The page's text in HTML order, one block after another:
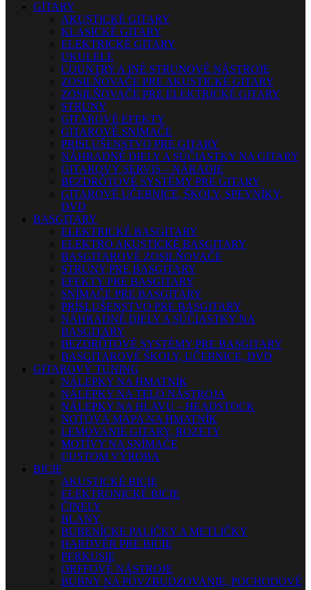
GITARY
AKUSTICKÉ GITARY
KLASICKÉ GITARY
ELEKTRICKÉ GITARY
UKULELE
COUNTRY A INÉ STRUNOVÉ NÁSTROJE
ZOSILŇOVAČE PRE AKUSTICKÉ GITARY
ZOSILŇOVAČE PRE ELEKTRICKÉ GITARY
STRUNY
GITAROVÉ EFEKTY
GITAROVÉ SNÍMAČE
PRÍSLUŠENSTVO PRE GITARY
NÁHRADNÉ DIELY A SÚČIASTKY NA GITARY
GITAROVÝ SERVIS – NÁRADIE
BEZDRÔTOVÉ SYSTÉMY PRE GITARY
GITAROVÉ UČEBNICE, ŠKOLY, SPEVNÍKY,
DVD
BASGITARY
ELEKTRICKÉ BASGITARY
ELEKTRO AKUSTICKÉ BASGITARY
BASGITAROVÉ ZOSILŇOVAČE
STRUNY PRE BASGITARY
EFEKTY PRE BASGITARY
SNÍMAČE PRE BASGITARY
PRÍSLUŠENSTVO PRE BASGITARY
NÁHRADNÉ DIELY A SÚČIASTKY NA
BASGITARY
BEZDRÔTOVÉ SYSTÉMY PRE BASGITARY
BASGITAROVÉ ŠKOLY, UČEBNICE, DVD
GITAROVÝ TUNING
NÁLEPKY NA HMATNÍK
NÁLEPKY NA TELO NÁSTROJA
NÁLEPKY NA HLAVU – HEADSTOCK
NOTOVÁ MAPA NA HMATNÍK
LEMOVANIE GITARY, ROZETY
MOTÍVY NA SNÍMAČE
CUSTOM VÝROBA
BICIE
AKUSTICKÉ BICIE
ELEKTRONICKÉ BICIE
ČINELY
BLANY
BUBENÍCKE PALIČKY A METLIČKY
HARDVÉR PRE BICIE
PERKUSIE
ORFFOVÉ NÁSTROJE
BUBNY NA POVZBUDZOVANIE, POCHODOVÉ